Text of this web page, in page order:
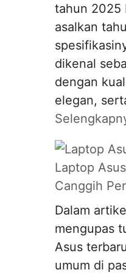
tahun 2025
asalkan
dikenal
dengan
elegan,
Laptop
Canggih
Dalam
mengupas
Asus
umum di